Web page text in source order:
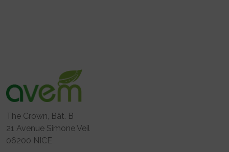
The Crown, Bât. B
21 Avenue Simone Veil
06200 NICE